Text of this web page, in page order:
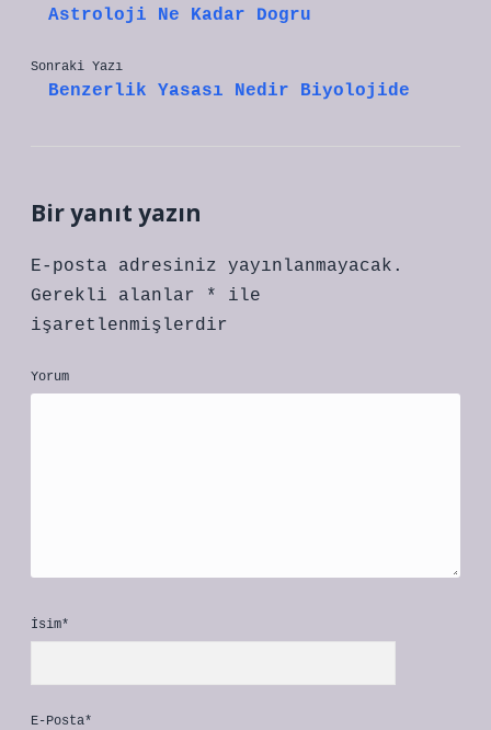
Astroloji Ne Kadar Dogru
Sonraki Yazı
Benzerlik Yasası Nedir Biyolojide
Bir yanıt yazın
E-posta adresiniz yayınlanmayacak.
Gerekli alanlar
*
ile
işaretlenmişlerdir
Yorum
İsim*
E-Posta*